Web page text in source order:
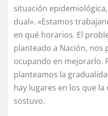
situación
dual». «Estamos
en qué horarios. El
planteado a Nación, nos
ocupando en mejorarlo.
planteamos la
hay lugares en los que
sostuvo.